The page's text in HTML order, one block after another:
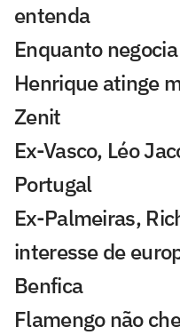
entenda
Enquanto
Henrique atinge
Zenit
Ex-Vasco, Léo
Portugal
Ex-Palmeiras,
interesse de
Benfica
Flamengo não